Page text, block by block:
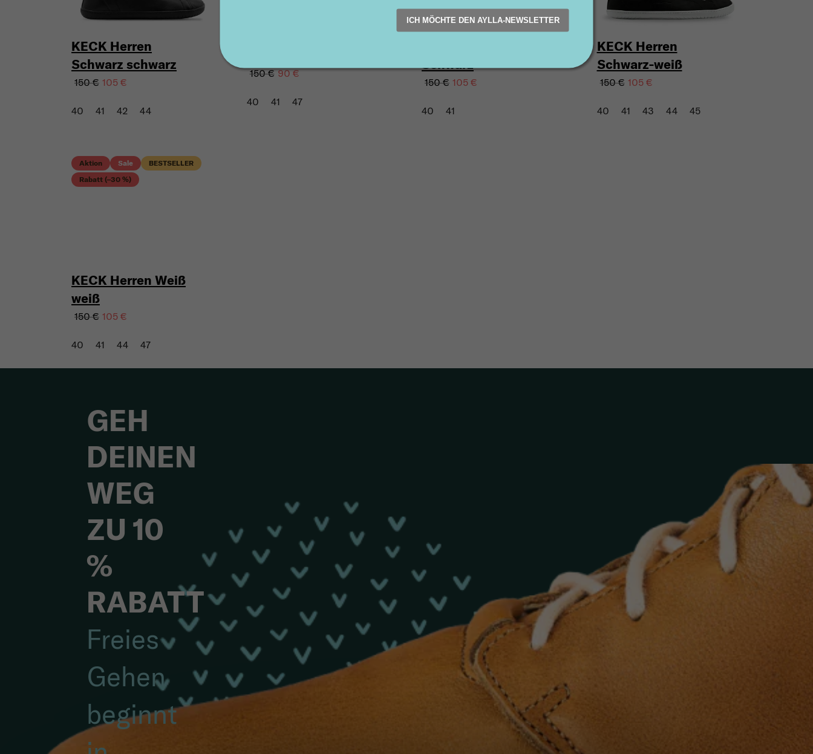
KECK Herren
Schwarz schwarz
150 € 105 €
40 41 42 44
150 € 90 €
40 41 47
Schwarz
150 € 105 €
40 41
KECK Herren
Schwarz-weiß
150 € 105 €
40 41 43 44 45
Aktion Sale
BESTSELLER
Rabatt (–30 %)
KECK Herren Weiß
weiß
150 € 105 €
40 41 44 47
GEH
DEINEN
WEG
ZU 10
%
RABATT
Freies
Gehen
beginnt
ICH MÖCHTE DEN AYLLA-NEWSLETTER